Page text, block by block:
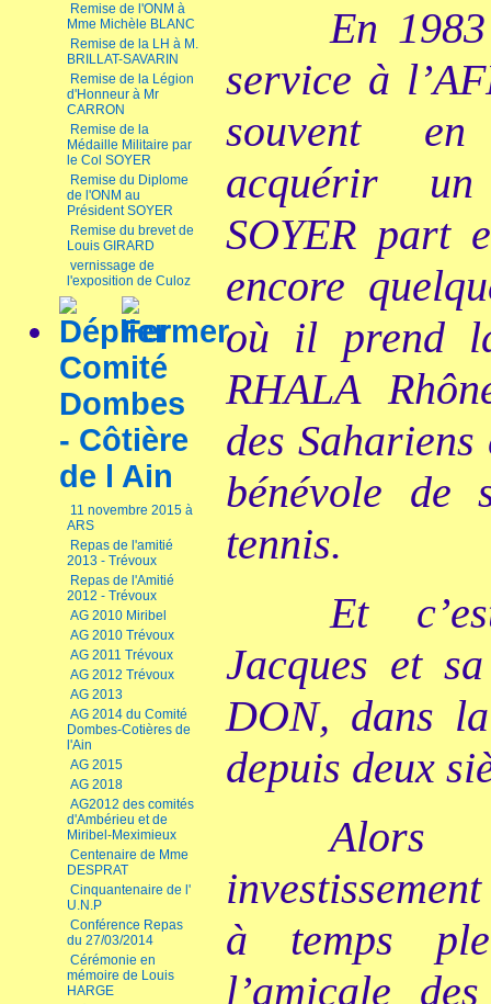
Remise de l'ONM à
Mme Michèle BLANC
Remise de la LH à M.
BRILLAT-SAVARIN
Remise de la Légion
d'Honneur à Mr
CARRON
Remise de la
Médaille Militaire par
le Col SOYER
Remise du Diplome
de l'ONM au
Président SOYER
Remise du brevet de
Louis GIRARD
vernissage de
l'exposition de Culoz
Comité
Dombes
- Côtière
de l Ain
11 novembre 2015 à
ARS
Repas de l'amitié
2013 - Trévoux
Repas de l'Amitié
2012 - Trévoux
AG 2010 Miribel
AG 2010 Trévoux
AG 2011 Trévoux
AG 2012 Trévoux
AG 2013
AG 2014 du Comité
Dombes-Cotières de
l'Ain
AG 2015
AG 2018
AG2012 des comités
d'Ambérieu et de
Miribel-Meximieux
Centenaire de Mme
DESPRAT
Cinquantenaire de l'
U.N.P
Conférence Repas
du 27/03/2014
Cérémonie en
mémoire de Louis
HARGE
En
service à
souvent
acquérir un
SOYER part
encore
où il prend
RHALA
des
bénévole de
tennis.
Et
Jacques et
DON, dans
depuis deux
Alors
à temps
l’amicale